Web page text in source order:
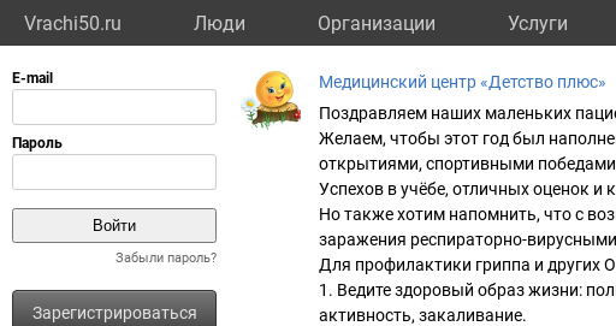
Vrachi50.ru Люди Организации Услуги
Забыли пароль?
Зарегистрироваться
Медицинский центр «Детство плюс»
Поздравляем наших маленьких
Желаем, чтобы этот год был
открытиями, спортивными
Успехов в учёбе, отличных оценок и
Но также хотим напомнить, что с
заражения респираторно-
Для профилактики гриппа и
1. Ведите здоровый образ жизни:
активность, закаливание.